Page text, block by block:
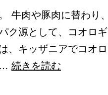
牛肉や豚肉に替わり、
ク源として、コオロギ
、キッザニアでコオロ
… 続きを読む